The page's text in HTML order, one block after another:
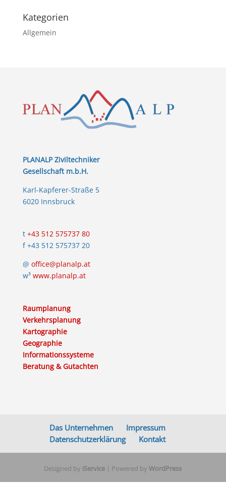
Kategorien
Allgemein
PLANALP Ziviltechniker
Gesellschaft m.b.H.
Karl-Kapferer-Straße 5
6020 Innsbruck
t +43 512 575737 80
f +43 512 575737 20
@ office@planalp.at
w³ www.planalp.at
Raumplanung
Verkehrsplanung
Kartographie
Geographie
Informationssysteme
Beratung & Gutachten
Das Unternehmen
Impressum
Datenschutzerklärung
Kontakt
Designed by iService | Powered byWordPress